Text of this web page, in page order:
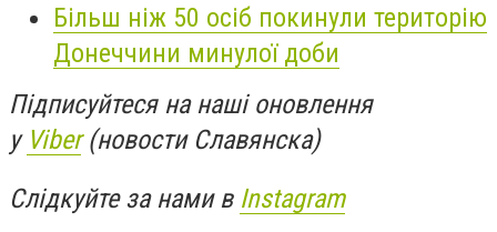
Більш ніж 50 осіб покинули територію
Донеччини минулої доби
Підписуйтеся на наші оновлення
у Viber(новости Славянска)
Слідкуйте за нами в Instagram